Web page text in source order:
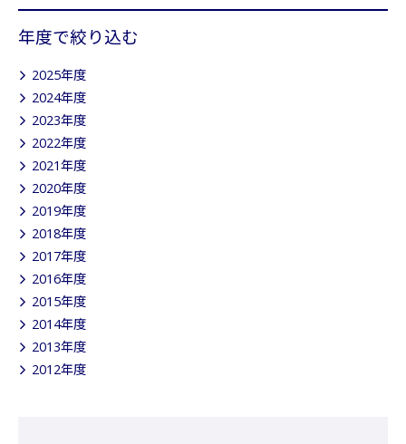
年度で絞り込む
2025年度
2024年度
2023年度
2022年度
2021年度
2020年度
2019年度
2018年度
2017年度
2016年度
2015年度
2014年度
2013年度
2012年度